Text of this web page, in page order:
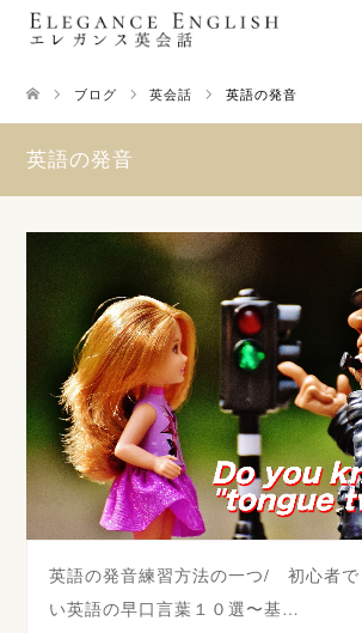
ブログ 英会話 英語の発音
英語の発音
英語の発音練習方法の一つ/ 初心者で
い英語の早口言葉１０選〜基…